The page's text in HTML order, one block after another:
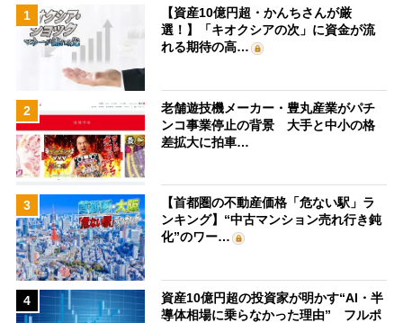
1
【資産10億円超・かんちさんが厳
選！】「キオクシアの次」に資金が流
れる期待の高…
2
老舗遊技機メーカー・豊丸産業がパチ
ンコ事業停止の背景 大手と中小の格
差拡大に拍車…
3
【首都圏の不動産価格「危ない駅」ラ
ンキング】“中古マンション売れ行き鈍
化”のワー…
4
資産10億円超の投資家が明かす“AI・半
導体相場に乗らなかった理由” フルポ